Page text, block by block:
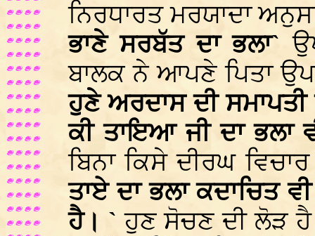
ਨਿਰਧਾਰਤ ਮਰਯਾਦਾ
ਭਾਣੇ ਸਰਬੱਤ ਦਾ ਭਲਾ`
ਬਾਲਕ ਨੇ ਆਪਣੇ ਪਿਤਾ
ਹੁਣੇ ਅਰਦਾਸ ਦੀ
ਕੀ ਤਾਇਆ ਜੀ ਦਾ ਭਲਾ
ਬਿਨਾ ਕਿਸੇ ਦੀਰਘ
ਤਾਏ ਦਾ ਭਲਾ ਕਦਾਚਿਤ
ਹੈ। `ਹੁਣ ਸੋਚਣ ਦੀ ਲੋੜ